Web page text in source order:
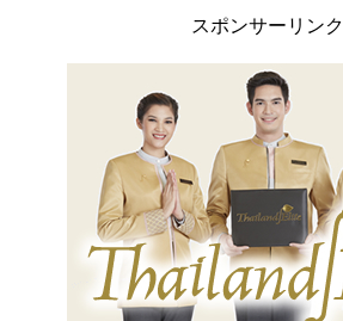
スポンサーリンク